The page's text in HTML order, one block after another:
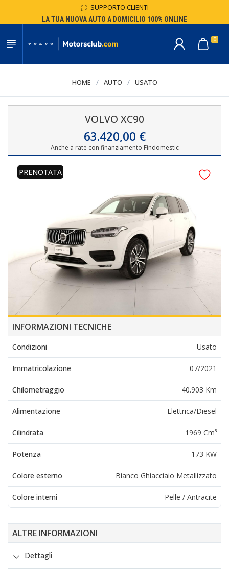
SUPPORTO CLIENTI
LA TUA NUOVA AUTO A DOMICILIO 100% ONLINE
0
HOME / AUTO / USATO
VOLVO XC90
63.420,00 €
Anche a rate con finanziamento Findomestic
PRENOTATA
INFORMAZIONI TECNICHE
Condizioni Usato
Immatricolazione 07/2021
Chilometraggio 40.903 Km
Alimentazione Elettrica/Diesel
Cilindrata 1969 Cm³
Potenza 173 KW
Colore esterno Bianco Ghiacciaio Metallizzato
Colore interni Pelle / Antracite
ALTRE INFORMAZIONI
Dettagli